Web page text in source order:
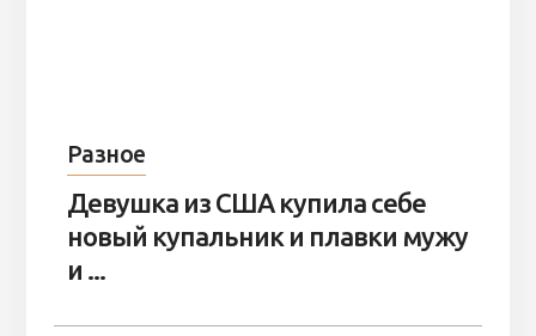
Разное
Девушка из США купила себе
новый купальник и плавки мужу
и ...